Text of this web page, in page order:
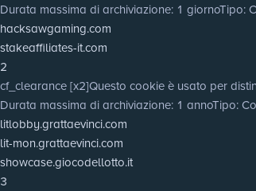
Durata massima di archiviazione: 1 giornoTipo:
hacksawgaming.com
stakeaffiliates-it.com
2
cf_clearance [x2]Questo cookie è usato per
Durata massima di archiviazione: 1 annoTipo:
litlobby.grattaevinci.com
lit-mon.grattaevinci.com
showcase.giocodellotto.it
3